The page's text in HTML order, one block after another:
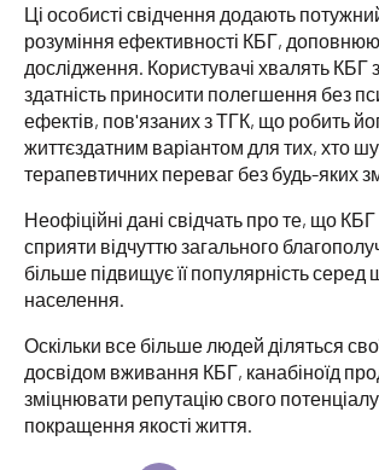
Ці особисті свідчення додають
розуміння ефективності КБГ,
дослідження. Користувачі хвалять КБГ
здатність приносити полегшення без
ефектів, пов'язаних з ТГК, що робить
життєздатним варіантом для тих, хто
терапевтичних переваг без будь-яких
Неофіційні дані свідчать про те, що
сприяти відчуттю загального
більше підвищує її популярність серед
населення.
Оскільки все більше людей діляться
досвідом вживання КБГ, канабіноїд
зміцнювати репутацію свого
покращення якості життя.